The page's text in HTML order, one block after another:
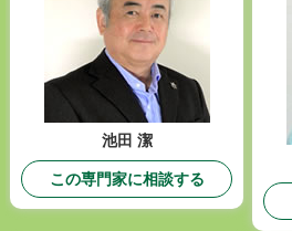
池田 潔
この専門家に相談する